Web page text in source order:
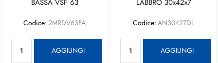
BASSA VSF 63
Codice: 2MRDV63FA
AGGIUNGI
LABBRO 30x42x7
Codice: AN30427DL
AGGIUNGI